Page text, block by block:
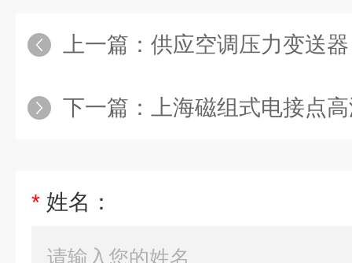
上一篇： 供应空调压力变送器
下一篇： 上海磁组式电接点
* 姓名：